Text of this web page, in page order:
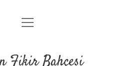
Anasayfa
menüyü
Fikir Bahçesi